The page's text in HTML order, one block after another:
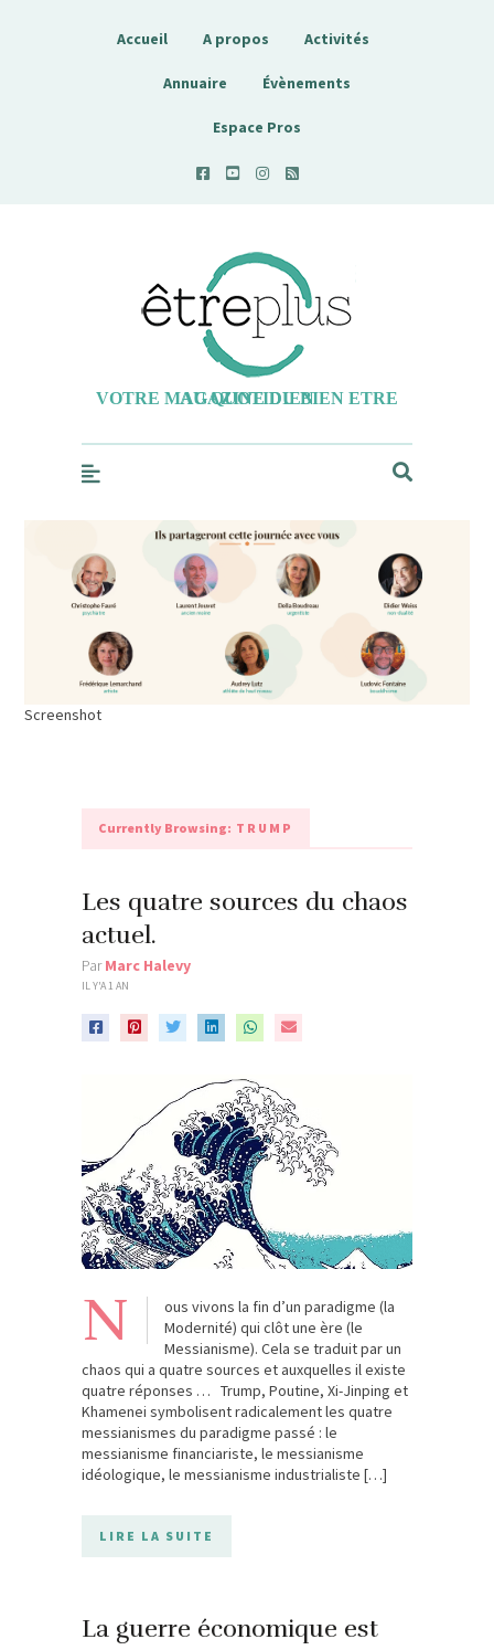
Accueil A propos Activités
Annuaire Évènements
Espace Pros
Etreplus
VOTRE MAGAZINE DU BIEN ETRE AU QUOTIDIEN
Screenshot
Currently Browsing: TRUMP
Les quatre sources du chaos
actuel.
ParMarc Halevy
IL Y'A 1 AN
N
ous vivons la fin d’un paradigme (la
Modernité) qui clôt une ère (le
Messianisme). Cela se traduit par un
chaos qui a quatre sources et auxquelles il existe
quatre réponses … Trump, Poutine, Xi-Jinping et
Khamenei symbolisent radicalement les quatre
messianismes du paradigme passé : le
messianisme financiariste, le messianisme
idéologique, le messianisme industrialiste […]
LIRE LA SUITE
La guerre économique est